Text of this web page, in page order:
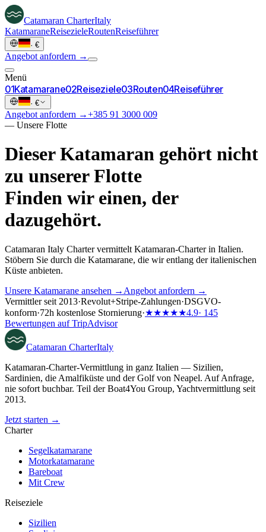
Catamaran CharterItaly
KatamaraneReisezieleRoutenReiseführer
· €
Angebot anfordern →
Menü
01Katamarane02Reiseziele03Routen04Reiseführer
· €
Angebot anfordern →+385 91 3000 009
— Unsere Flotte
Dieser Katamaran gehört nicht
zu unserer Flotte
Finden wir einen, der
dazugehört.
Catamaran Italy Charter vermittelt Katamaran-Charter in Italien.
Stöbern Sie durch die Katamarane, die wir entlang der italienischen
Küste anbieten.
Unsere Katamarane ansehen → Angebot anfordern →
Vermittler seit 2013·Revolut+Stripe-Zahlungen·DSGVO-
konform·72h kostenlose Stornierung·★★★★★4.9· 145
Bewertungen auf TripAdvisor
Catamaran CharterItaly
Katamaran-Charter-Vermittlung in ganz Italien — Sizilien,
Sardinien, die Amalfiküste und der Golf von Neapel. Auf Anfrage,
nie sofort buchbar. Teil der Boat4You Group, Yachtvermittlung seit
2013.
Jetzt starten →
Charter
Segelkatamarane
Motorkatamarane
Bareboat
Mit Crew
Reiseziele
Sizilien